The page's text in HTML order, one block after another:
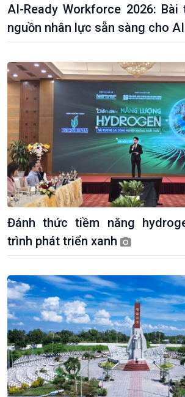
Kinh tế
Tin Kinh tế
Trước giờ mở cửa
Dòng chảy Kinh tế
Sức sống hàng Việt
Khởi nghiệp
Tuyên chiến với gian lận
thương mại
Nông
Tin
đảo
Mùa
Tâm
đảo
Tìm
Nam
AI-Ready Workforce 2026:
nguồn nhân lực sẵn sàng cho AI
Đánh thức tiềm năng
trình phát triển xanh